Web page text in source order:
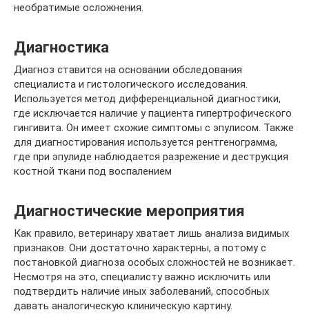
необратимые осложнения.
Диагностика
Диагноз ставится на основании обследования
специалиста и гистологического исследования.
Используется метод дифференциальной диагностики,
где исключается наличие у пациента гипертрофического
гингивита. Он имеет схожие симптомы с эпулисом. Также
для диагностирования используется рентгенограмма,
где при эпулиде наблюдается разрежение и деструкция
костной ткани под воспалением
Диагностические мероприятия
Как правило, ветеринару хватает лишь анализа видимых
признаков. Они достаточно характерны, а потому с
постановкой диагноза особых сложностей не возникает.
Несмотря на это, специалисту важно исключить или
подтвердить наличие иных заболеваний, способных
давать аналогическую клиническую картину.